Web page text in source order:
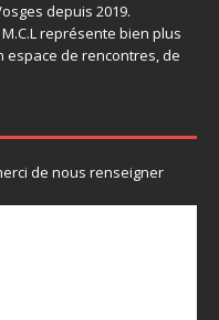
depuis 2019.
représente bien plus
espace de rencontres, de
de nous renseigner